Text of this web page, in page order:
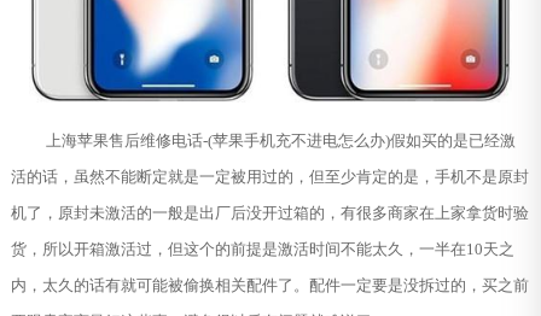
上海苹果售后维修电话-(苹果手机充不进电怎么办)假如买的是已经激
活的话，虽然不能断定就是一定被用过的，但至少肯定的是，手机不是原封
机了，原封未激活的一般是出厂后没开过箱的，有很多商家在上家拿货时验
货，所以开箱激活过，但这个的前提是激活时间不能太久，一半在10天之
内，太久的话有就可能被偷换相关配件了。配件一定要是没拆过的，买之前